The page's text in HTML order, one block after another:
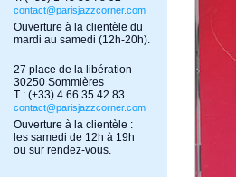
contact@parisjazzcorner.com
Ouverture à la clientèle du
mardi au samedi (12h-20h).
27 place de la libération
30250 Sommières
T : (+33) 4 66 35 42 83
contact@parisjazzcorner.com
Ouverture à la clientèle :
les samedi de 12h à 19h
ou sur rendez-vous.